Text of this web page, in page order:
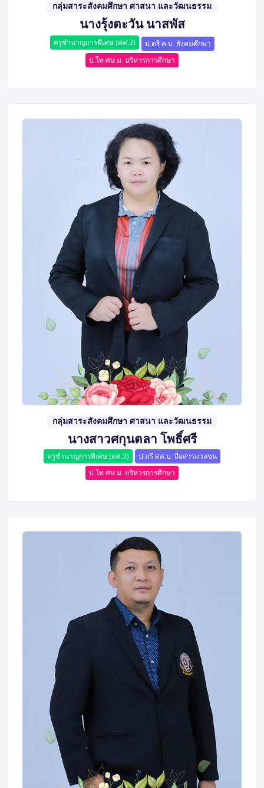
กลุ่มสาระสังคมศึกษา ศาสนา และวัฒนธรรม
นางรุ้งตะวัน นาสพัส
ครูชำนาญการพิเศษ (คศ.3)
ป.ตรี ค.บ. สังคมศึกษา
ป.โท ศษ.ม. บริหารการศึกษา
กลุ่มสาระสังคมศึกษา ศาสนา และวัฒนธรรม
นางสาวศกุนตลา โพธิ์ศรี
ครูชำนาญการพิเศษ (คศ.3)
ป.ตรี ศศ.บ. สื่อสารมวลชน
ป.โท ศษ.ม. บริหารการศึกษา